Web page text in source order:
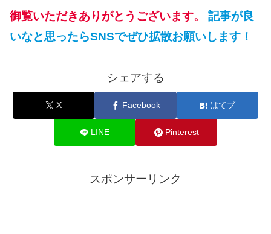
御覧いただきありがとうございます。
記事が良
いなと思ったらSNSでぜひ拡散お願いします！
シェアする
X Facebook はてブ
LINE Pinterest
スポンサーリンク